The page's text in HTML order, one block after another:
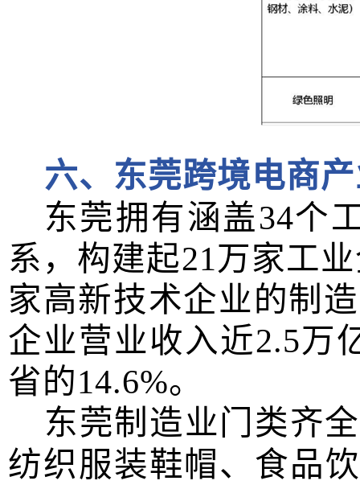
六、东莞跨境电商
东莞拥有涵盖34个
系，构建起21万家工
家高新技术企业的制
企业营业收入近2.5万
省的14.6%。
东莞制造业门类齐
纺织服装鞋帽、食品